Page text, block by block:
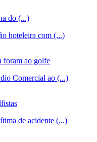
do (...)
hoteleira com (...)
foram ao golfe
Comercial ao (...)
de acidente (...)